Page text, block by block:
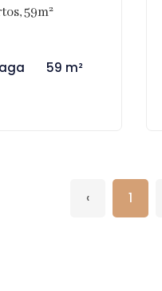
59m²
59 m²
‹ 1